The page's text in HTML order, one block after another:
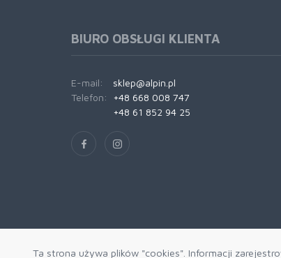
Ta strona używa plików "cookies". Informacji
BIURO OBSŁUGI KLIENTA
E-mail:
sklep@alpin.pl
Telefon:
+48 668 008 747
+48 61 852 94 25